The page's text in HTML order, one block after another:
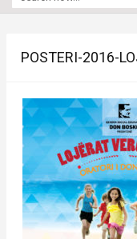
POSTERI-2016-